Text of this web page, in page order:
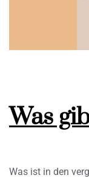
Was
Was ist in den